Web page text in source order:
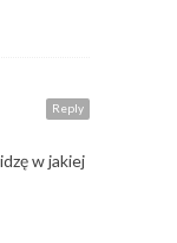
Reply
w jakiej